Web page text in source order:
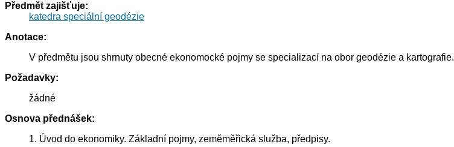
Předmět zajišťuje:
katedra speciální geodézie
Anotace:
V předmětu jsou shrnuty obecné ekonomocké pojmy se specializací na obor geodézie a kartografie.
Požadavky:
žádné
Osnova přednášek:
1. Úvod do ekonomiky. Základní pojmy, zeměměřická služba, předpisy.